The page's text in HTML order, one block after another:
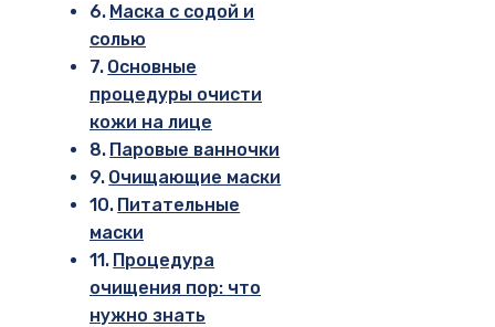
Маска с содой и
солью
Основные
процедуры очисти
кожи на лице
Паровые ванночки
Очищающие маски
Питательные
маски
Процедура
очищения пор: что
нужно знать